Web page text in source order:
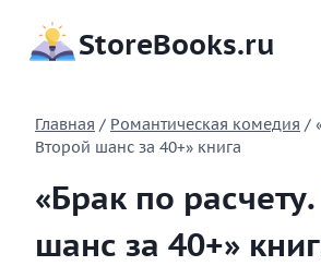
содержимому
StoreBooks.ru
Главная / Романтическая комедия /
Второй шанс за 40+» книга
«Брак по
шанс за 40+»